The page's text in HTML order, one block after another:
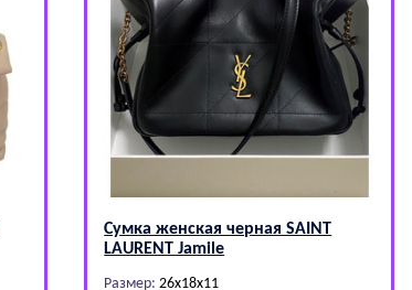
Сумка женская черная SАINТ
LАURЕNТ Jamile
Размер: 26x18x11